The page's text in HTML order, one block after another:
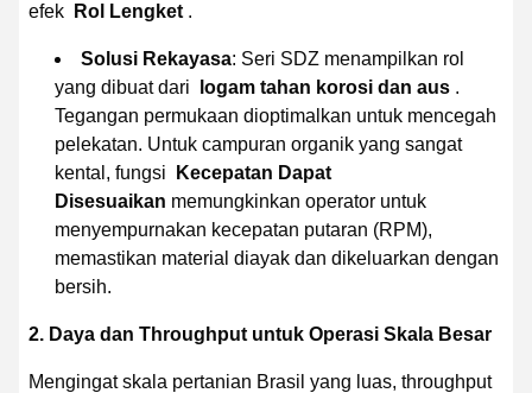
efek Rol Lengket .
Solusi Rekayasa: Seri SDZ menampilkan rol
yang dibuat dari
logam tahan korosi dan aus .
Tegangan permukaan dioptimalkan untuk mencegah
pelekatan. Untuk campuran organik yang sangat
kental, fungsi
Kecepatan Dapat
Disesuaikan memungkinkan operator untuk
menyempurnakan kecepatan putaran (RPM),
memastikan material diayak dan dikeluarkan dengan
bersih.
2. Daya dan Throughput untuk Operasi Skala Besar
Mengingat skala pertanian Brasil yang luas, throughput